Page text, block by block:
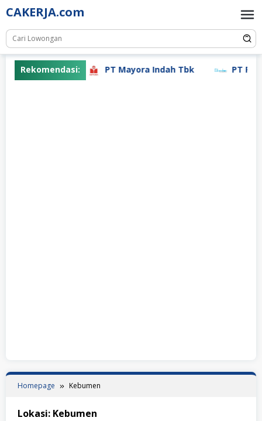
Skip
to
content
CAKERJA.com
Rekomendasi: PT Mayora Indah Tbk PT
Homepage Kebumen
Lokasi: Kebumen